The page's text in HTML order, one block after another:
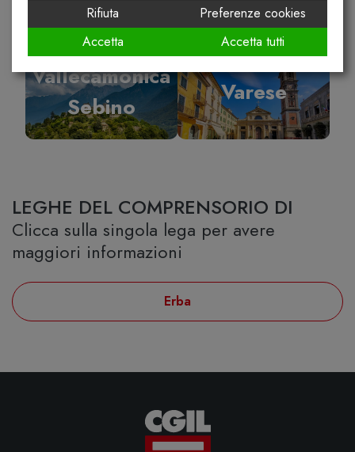
Vallecamonica
Sebino
Varese
LEGHE DEL COMPRENSORIO DI
Clicca sulla singola lega per avere
maggiori informazioni
Erba
Rifiuta
Preferenze cookies
Accetta
Accetta tutti